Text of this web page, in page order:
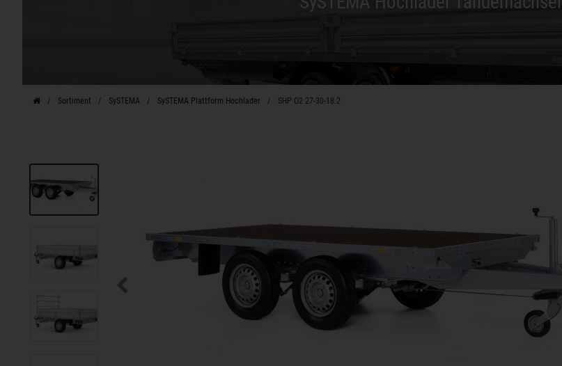
Sortiment SySTEMA SySTEMA Plattform Hochlader SHP O2 27-30-18.2